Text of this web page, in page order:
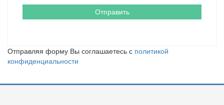
Отправляя форму Вы соглашаетесь с политикой
конфиденциальности